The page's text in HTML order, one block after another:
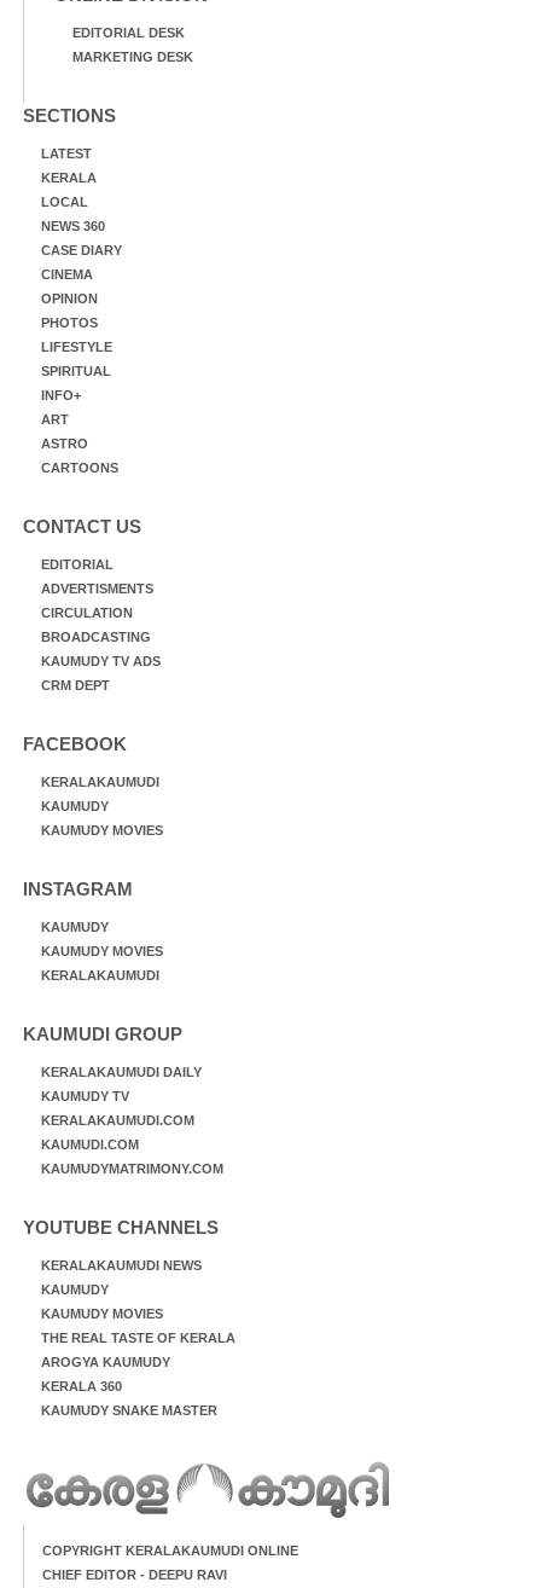
EDITORIAL DESK
MARKETING DESK
SECTIONS
LATEST
KERALA
LOCAL
NEWS 360
CASE DIARY
CINEMA
OPINION
PHOTOS
LIFESTYLE
SPIRITUAL
INFO+
ART
ASTRO
CARTOONS
CONTACT US
EDITORIAL
ADVERTISMENTS
CIRCULATION
BROADCASTING
KAUMUDY TV ADS
CRM DEPT
FACEBOOK
KERALAKAUMUDI
KAUMUDY
KAUMUDY MOVIES
INSTAGRAM
KAUMUDY
KAUMUDY MOVIES
KERALAKAUMUDI
KAUMUDI GROUP
KERALAKAUMUDI DAILY
KAUMUDY TV
KERALAKAUMUDI.COM
KAUMUDI.COM
KAUMUDYMATRIMONY.COM
YOUTUBE CHANNELS
KERALAKAUMUDI NEWS
KAUMUDY
KAUMUDY MOVIES
THE REAL TASTE OF KERALA
AROGYA KAUMUDY
KERALA 360
KAUMUDY SNAKE MASTER
COPYRIGHT KERALAKAUMUDI ONLINE
CHIEF EDITOR - DEEPU RAVI